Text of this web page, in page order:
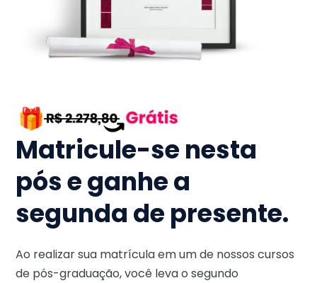
Matricule-se nesta
pós e ganhe a
segunda de presente.
Ao realizar sua matrícula em um de nossos cursos
de pós-graduação, você leva o segundo